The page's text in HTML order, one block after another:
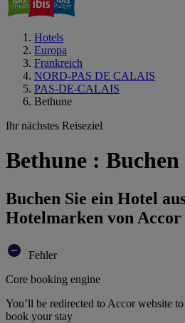
Hotels
Europa
Frankreich
NORD-PAS DE CALAIS
PAS-DE-CALAIS
Bethune
Ihr nächstes Reiseziel
Bethune :
Buchen Sie ein Hotel
Hotelmarken von Accor
Fehler
Core booking engine
You’ll be redirected to Accor website
book your stay